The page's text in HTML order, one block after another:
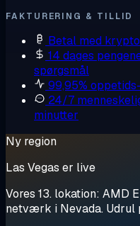
FAKTURERING & TILLID
Betal med krypto
14 dages
spørgsmål
99,95%
24/7
minutter
Ny region
Las Vegas er live
Vores 13. lokation: AMD
netværk i Nevada. Udrul